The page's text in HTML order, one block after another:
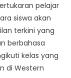
pelajar
siswa akan
terkini yang
berbahasa
kelas yang
di Western